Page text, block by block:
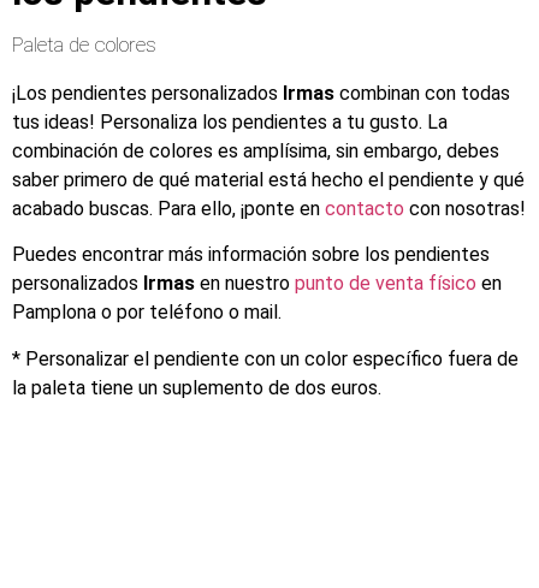
Paleta de colores
¡Los pendientes personalizados Irmas combinan con todas
tus ideas! Personaliza los pendientes a tu gusto. La
combinación de colores es amplísima, sin embargo, debes
saber primero de qué material está hecho el pendiente y qué
acabado buscas. Para ello, ¡ponte en contacto con nosotras!
Puedes encontrar más información sobre los pendientes
personalizados Irmas en nuestro punto de venta físico en
Pamplona o por teléfono o mail.
* Personalizar el pendiente con un color específico fuera de
la paleta tiene un suplemento de dos euros.